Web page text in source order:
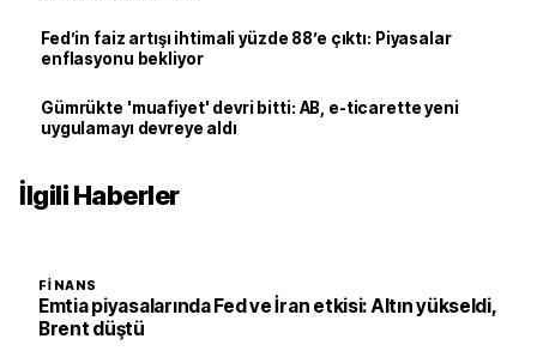
Fed’in faiz artışı ihtimali yüzde 88’e çıktı: Piyasalar
enflasyonu bekliyor
Gümrükte 'muafiyet' devri bitti: AB, e-ticarette yeni
uygulamayı devreye aldı
İlgili Haberler
FINANS
Emtia piyasalarında Fed ve İran etkisi: Altın yükseldi,
Brent düştü